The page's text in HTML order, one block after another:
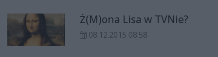
Ż(M)ona Lisa w TVNie?
08.12.2015 08:58